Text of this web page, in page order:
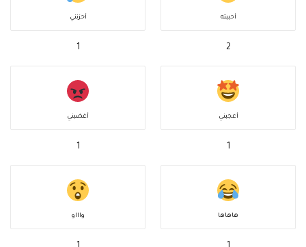
أحببته
2
أحزنني
1
أعجبني
1
أغضبني
1
هاهاها واااو